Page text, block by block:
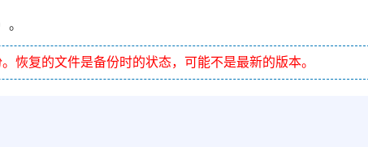
。
恢复的文件是备份时的状态，可能不是最新的版本。